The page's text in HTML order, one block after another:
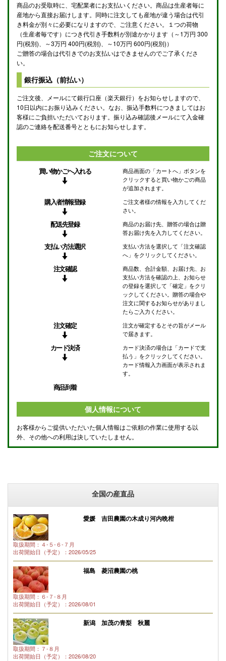
商品のお受取時に、宅配業者にお支払いください。商品は生産者毎に
産地から直接お届けします。同時に注文しても産地が違う場合は代引
き料金が別々に必要になりますので、ご注意ください。１つの荷物
（生産者毎です）につき代引き手数料が別途かかります（～1万円 300
円(税別)、～3万円 400円(税別)、～10万円 600円(税別)）
ご贈答の場合は代引きでのお支払いはできませんのでご了承くださ
い。
銀行振込（前払い）
ご注文後、メールにて銀行口座（楽天銀行）をお知らせしますので、
10日以内にお振り込みください。なお、振込手数料につきましてはお
客様にご負担いただいております。振り込み確認後メールにて入金確
認のご連絡を配送番号とともにお知らせします。
ご注文について
買い物かごへ入れる
商品画面の「カートへ」ボタンを
クリックすると買い物かごの商品
が追加されます。
購入者情報登録
ご注文者様の情報を入力してくだ
さい。
配送先登録
商品のお届け先、贈答の場合は贈
答お届け先を入力してください。
支払い方法選択
支払い方法を選択して「注文確認
へ」をクリックしてください。
注文確認
商品数、合計金額、お届け先、お
支払い方法を確認の上、お知らせ
の登録を選択して「確定」をクリ
ックしてください。贈答の場合や
注文に関するお知らせがありまし
たらご入力ください。
注文確定
注文が確定するとその旨がメール
で届きます。
カード決済
カード決済の場合は「カードで支
払う」をクリックしてください。
カード情報入力画面が表示されま
す。
商品到着
個人情報について
お客様からご提供いただいた個人情報はご依頼の作業に使用する以
外、その他への利用は決していたしません。
全国の産直品
愛媛 吉田農園の木成り河内晩柑
取扱期間：４-５-６-７月
出荷開始日（予定）：2026/05/25
福島 菱沼農園の桃
取扱期間：６-７-８月
出荷開始日（予定）：2026/08/01
新潟 加茂の青梨 秋麗
取扱期間：７-８月
出荷開始日（予定）：2026/08/20